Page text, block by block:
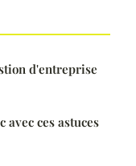
d'entreprise
avec ces astuces